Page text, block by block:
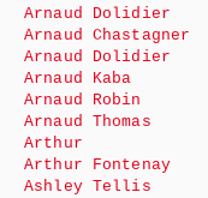
Arnaud Dolidier
Arnaud Chastagner
Arnaud Dolidier
Arnaud Kaba
Arnaud Robin
Arnaud Thomas
Arthur
Arthur Fontenay
Ashley Tellis